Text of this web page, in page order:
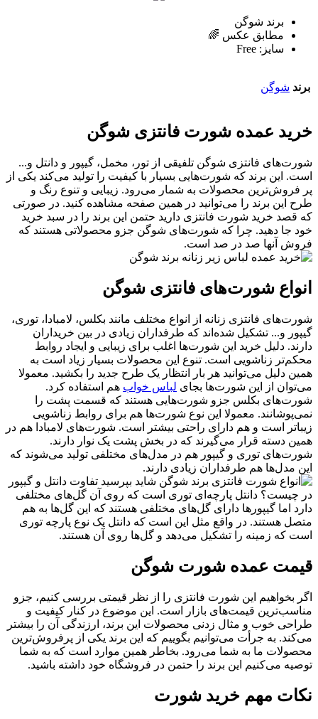
برند شوگن
مطابق عکس 🌈
سایز: Free
برند شوگن
خرید عمده شورت فانتزی شوگن
شورت‌های فانتزی شوگن تلفیقی از تور، مخمل، گیپور و دانتل و...
است. این برند که شورت‌هایی بسیار با کیفیت را تولید می‌کند یکی از
پر فروش‌ترین محصولات به شمار می‌رود. زیبایی و تنوع رنگ و
طرح این برند را می‌توانید در همین صفحه مشاهده کنید. در صورتی
که قصد خرید شورت فانتزی دارید حتمن این برند را در سبد خرید
خود جا دهید. چرا که شورت‌های شوگن جزو محصولاتی هستند که
فروش آنها صد در صد است.
انواع شورت‌های فانتزی شوگن
شورت‌های فانتزی زنانه از انواع مختلف مانند بکلس، لامبادا، توری،
گیپور و... تشکیل شده‌اند که طرفداران زیادی در بین خریداران
دارند. دلیل خرید این شورت‌ها اغلب برای زیبایی و ایجاد روابط
محکم‌تر زناشویی است. تنوع این محصولات بسیار زیاد است به
همین دلیل می‌توانید هر بار انتظار یک طرح جدید را بکشید. معمولا
می‌توان از این شورت‌ها بجای لباس خواب هم استفاده کرد.
شورت‌های بکلس جزو شورت‌هایی هستند که قسمت پشت را
نمی‌پوشانند. معمولا این نوع شورت‌ها هم برای روابط زناشویی
زیباتر است و هم دارای راحتی بیشتر است. شورت‌های لامبادا هم در
همین دسته قرار می‌گیرند که در بخش پشت یک نوار دارند.
شورت‌های توری و گیپور هم در مدل‌های مختلفی تولید می‌شوند که
این مدل‌ها هم طرفداران زیادی دارند.
شاید بپرسید تفاوت دانتل و گیپور
در چیست؟ دانتل پارچه‌ای توری است که روی آن گل‌های مختلفی
دارد اما گیپورها دارای گل‌های مختلفی هستند که این گل‌ها به هم
متصل هستند. در واقع مثل این است که دانتل یک نوع پارچه توری
است که زمینه را تشکیل می‌دهد و گل‌ها روی آن هستند.
قیمت عمده شورت شوگن
اگر بخواهیم این شورت فانتزی را از نظر قیمتی بررسی کنیم، جزو
مناسب‌ترین قیمت‌های بازار است. این موضوع در کنار کیفیت و
طراحی خوب و مثال زدنی محصولات این برند، ارزندگی آن را بیشتر
می‌کند. به جرأت می‌توانیم بگوییم که این برند یکی از پرفروش‌ترین
محصولات ما به شما می‌رود. بخاطر همین موارد است که به شما
توصیه می‌کنیم این برند را حتمن در فروشگاه خود داشته باشید.
نکات مهم خرید شورت